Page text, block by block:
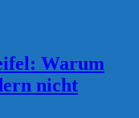
Warum
nicht